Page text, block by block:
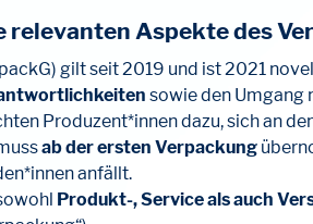
relevanten Aspekte des
gilt seit 2019 und ist 2021
sowie den Umgang
Produzent*innen dazu, sich an
ab der ersten Verpackung
anfällt.
Produkt-, Service als auch